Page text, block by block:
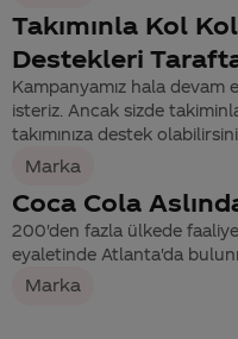
Takımınla Kol
Destekleri
Kampanyamız hala devam
isteriz. Ancak sizde
takımınıza destek
Marka
Coca Cola
200'den fazla ülkede
eyaletinde Atlanta'da
Marka